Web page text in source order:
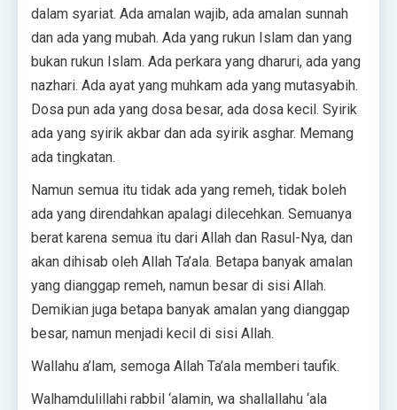
dalam syariat. Ada amalan wajib, ada amalan sunnah
dan ada yang mubah. Ada yang rukun Islam dan yang
bukan rukun Islam. Ada perkara yang dharuri, ada yang
nazhari. Ada ayat yang muhkam ada yang mutasyabih.
Dosa pun ada yang dosa besar, ada dosa kecil. Syirik
ada yang syirik akbar dan ada syirik asghar. Memang
ada tingkatan.
Namun semua itu tidak ada yang remeh, tidak boleh
ada yang direndahkan apalagi dilecehkan. Semuanya
berat karena semua itu dari Allah dan Rasul-Nya, dan
akan dihisab oleh Allah Ta’ala. Betapa banyak amalan
yang dianggap remeh, namun besar di sisi Allah.
Demikian juga betapa banyak amalan yang dianggap
besar, namun menjadi kecil di sisi Allah.
Wallahu a’lam, semoga Allah Ta’ala memberi taufik.
Walhamdulillahi rabbil ‘alamin, wa shallallahu ‘ala